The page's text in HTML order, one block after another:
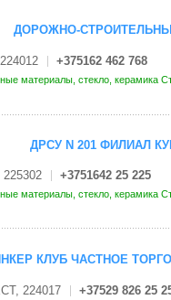
ДОРОЖНО-
+375162 462 768
материалы, стекло, керамика
ДРСУ N 201 ФИЛИАЛ
+3751642 25 225
материалы, стекло, керамика
КЛУБ ЧАСТНОЕ
224017 +37529 826 25